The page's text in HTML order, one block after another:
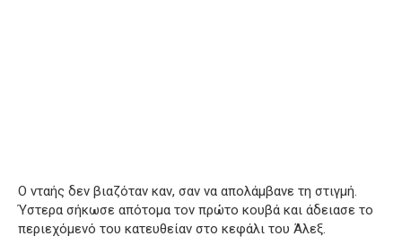
Ο νταής δεν βιαζόταν καν, σαν να απολάμβανε τη στιγμή.
Ύστερα σήκωσε απότομα τον πρώτο κουβά και άδειασε το
περιεχόμενό του κατευθείαν στο κεφάλι του Άλεξ.